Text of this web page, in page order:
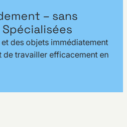
– sans
des objets immédiatement
travailler efficacement en